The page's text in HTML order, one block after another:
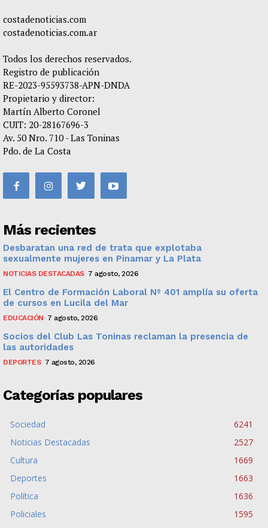
costadenoticias.com
costadenoticias.com.ar
Todos los derechos reservados.
Registro de publicación
RE-2023-95593738-APN-DNDA
Propietario y director:
Martín Alberto Coronel
CUIT: 20-28167696-3
Av. 50 Nro. 710 - Las Toninas
Pdo. de La Costa
Más recientes
Desbaratan una red de trata que explotaba
sexualmente mujeres en Pinamar y La Plata
NOTICIAS DESTACADAS 7 agosto, 2026
El Centro de Formación Laboral Nº 401 amplía su oferta
de cursos en Lucila del Mar
EDUCACIÓN 7 agosto, 2026
Socios del Club Las Toninas reclaman la presencia de
las autoridades
DEPORTES 7 agosto, 2026
Categorías populares
Sociedad
6241
Noticias Destacadas
2527
Cultura
1669
Deportes
1663
Política
1636
Policiales
1595